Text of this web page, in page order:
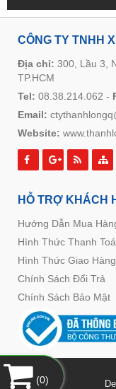
CÔNG TY TNHH
Địa chỉ: 300, Lầu 3,
TP.HCM
Tel: 08.38.214.062 -
Email:
Website:
HỖ TRỢ KHÁCH
Hướng Dẫn Mua
Hình Thức Thanh
Hình Thức Giao Hàng
Chính Sách Đổi Trả
Chính Sách Bảo Mật
(0)